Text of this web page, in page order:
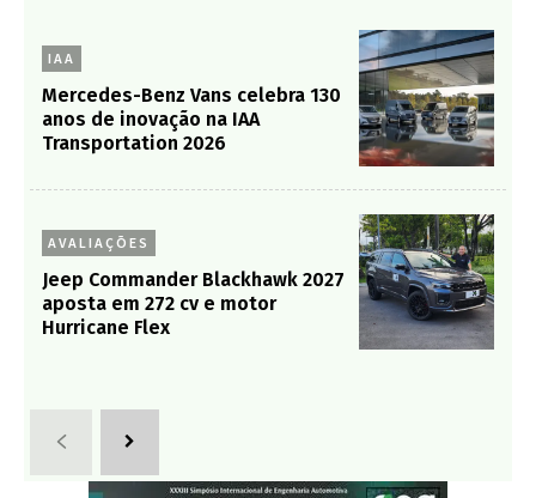
IAA
Mercedes-Benz Vans celebra 130
anos de inovação na IAA
Transportation 2026
AVALIAÇÕES
Jeep Commander Blackhawk 2027
aposta em 272 cv e motor
Hurricane Flex